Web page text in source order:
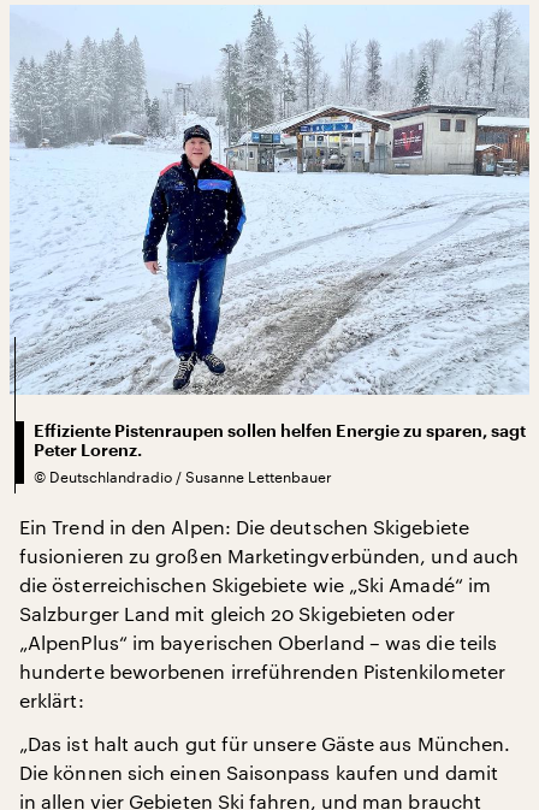
Effiziente Pistenraupen sollen helfen Energie zu sparen, sagt
Peter Lorenz.
© Deutschlandradio / Susanne Lettenbauer
Ein Trend in den Alpen: Die deutschen Skigebiete
fusionieren zu großen Marketingverbünden, und auch
die österreichischen Skigebiete wie „Ski Amadé“ im
Salzburger Land mit gleich 20 Skigebieten oder
„AlpenPlus“ im bayerischen Oberland – was die teils
hunderte beworbenen irreführenden Pistenkilometer
erklärt:
„Das ist halt auch gut für unsere Gäste aus München.
Die können sich einen Saisonpass kaufen und damit
in allen vier Gebieten Ski fahren, und man braucht